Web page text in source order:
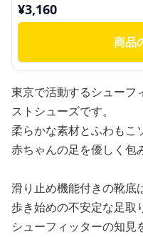
¥3,160
商品
東京で活動するシューフ
ストシューズです。
柔らかな素材とふわもこ
赤ちゃんの足を優しく包
滑り止め機能付きの靴底
歩き始めの不安定な足取
シューフィッターの知見